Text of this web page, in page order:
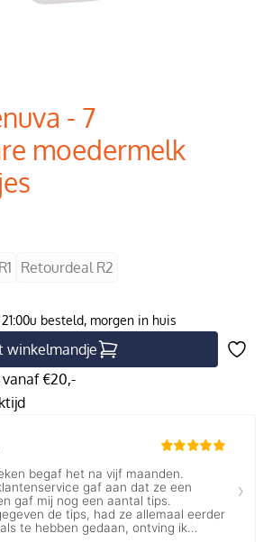
- 7
moedermelk
Retourdeal R2
besteld, morgen in huis
winkelmandje
€20,-